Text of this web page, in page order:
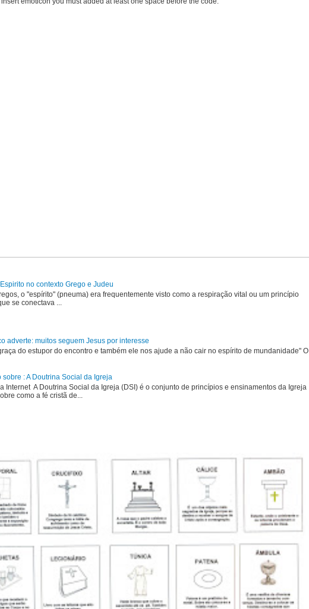
no contexto Grego e Judeu
o "espírito" (pneuma) era frequentemente visto como a respiração vital ou um princípio
se conectava ...
adverte: muitos seguem Jesus por interesse
do estupor do encontro e também ele nos ajude a não cair no espírito de mundanidade" O
sobre : A Doutrina Social da Igreja
Internet A Doutrina Social da Igreja (DSI) é o conjunto de princípios e ensinamentos da Igreja
como a fé cristã de...